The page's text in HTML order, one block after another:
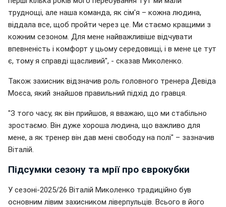
труднощі, але наша команда, як сім'я – кожна людина,
віддала все, щоб пройти через це. Ми стаємо кращими з
кожним сезоном. Для мене найважливіше відчувати
впевненість і комфорт у цьому середовищі, і в мене це тут
є, тому я справді щасливий", - сказав Миколенко.
Також захисник відзначив роль головного тренера Девіда
Моєса, який знайшов правильний підхід до гравця.
"З того часу, як він прийшов, я вважаю, що ми стабільно
зростаємо. Він дуже хороша людина, що важливо для
мене, а як тренер він дав мені свободу на полі" – зазначив
Віталій.
Підсумки сезону та мрії про єврокубки
У сезоні-2025/26 Віталій Миколенко традиційно був
основним лівим захисником ліверпульців. Всього в його